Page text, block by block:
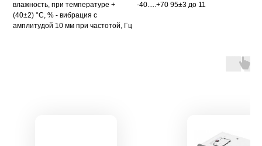
влажность, при температуре +
(40±2) °С, % - вибрация с
амплитудой 10 мм при частотой, Гц
-40.....+70 95±3 до 11